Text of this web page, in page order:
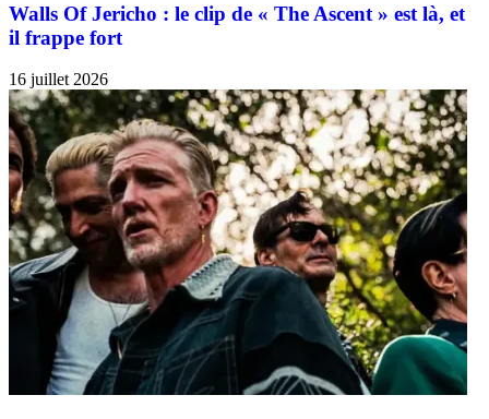
Walls Of Jericho : le clip de « The Ascent » est là, et
il frappe fort
16 juillet 2026